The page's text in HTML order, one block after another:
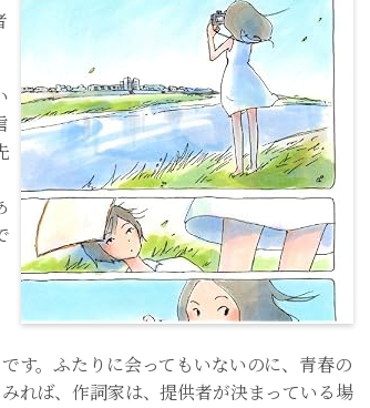
す。ふたりに会ってもいないのに、青春の
れば、作詞家は、提供者が決まっている場